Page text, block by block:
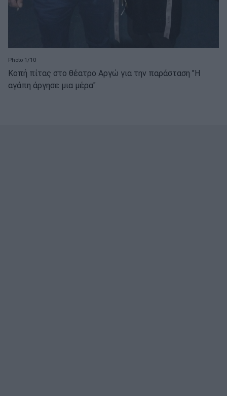
Photo 1/10
Κοπή πίτας στο θέατρο Αργώ για την παράσταση "Η
αγάπη άργησε μια μέρα"